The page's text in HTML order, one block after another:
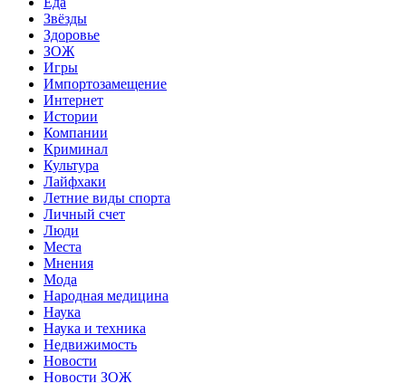
Звёзды
Здоровье
ЗОЖ
Игры
Импортозамещение
Интернет
Истории
Компании
Криминал
Культура
Лайфхаки
Летние виды спорта
Личный счет
Люди
Места
Мнения
Мода
Народная медицина
Наука
Наука и техника
Недвижимость
Новости
Новости ЗОЖ